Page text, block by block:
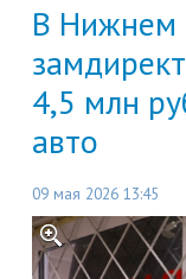
В Нижнем
4,5 млн
авто
09 мая 2026 13:45